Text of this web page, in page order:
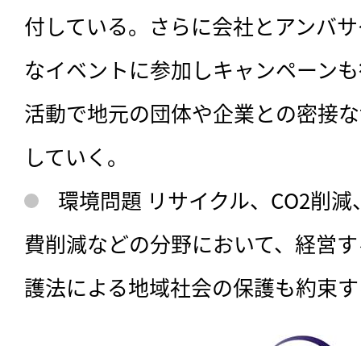
付している。さらに会社とアンバ
なイベントに参加しキャンペーン
活動で地元の団体や企業との密接
していく。
環境問題 リサイクル、CO2削
費削減などの分野において、経営
護法による地域社会の保護も約束